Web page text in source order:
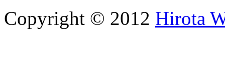
Copyright © 2012 Hirota